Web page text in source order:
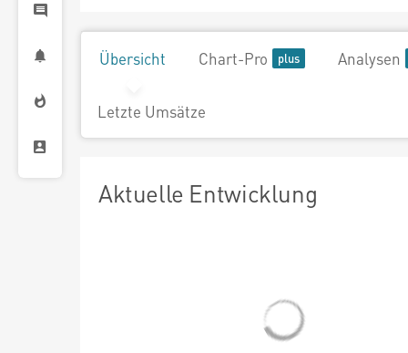
Übersicht Chart-Pro Analysen
Letzte Umsätze
Aktuelle Entwicklung